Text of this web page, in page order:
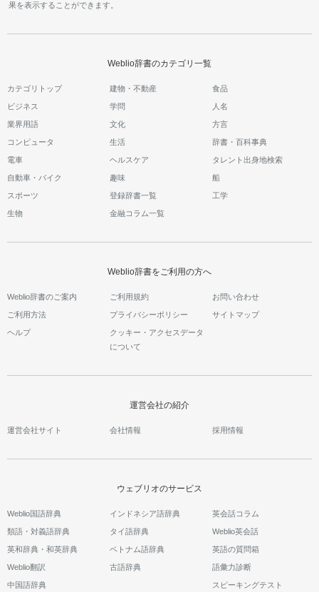
果を表示することができます。
Weblio辞書のカテゴリ一覧
カテゴリトップ 建物・不動産 食品
ビジネス 学問 人名
業界用語 文化 方言
コンピュータ 生活 辞書・百科事典
電車 ヘルスケア タレント出身地検索
自動車・バイク 趣味 船
スポーツ 登録辞書一覧 工学
生物 金融コラム一覧
Weblio辞書をご利用の方へ
Weblio辞書のご案内 ご利用規約 お問い合わせ
ご利用方法 プライバシーポリシー サイトマップ
ヘルプ
クッキー・アクセスデータ
について
運営会社の紹介
運営会社サイト 会社情報 採用情報
ウェブリオのサービス
Weblio国語辞典
類語・対義語辞典
英和辞典・和英辞典
Weblio翻訳
中国語辞典
インドネシア語辞典
タイ語辞典
ベトナム語辞典
古語辞典
英会話コラム
Weblio英会話
英語の質問箱
語彙力診断
スピーキングテスト